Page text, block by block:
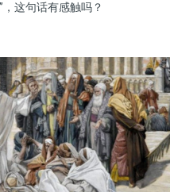
这句话有感触吗？